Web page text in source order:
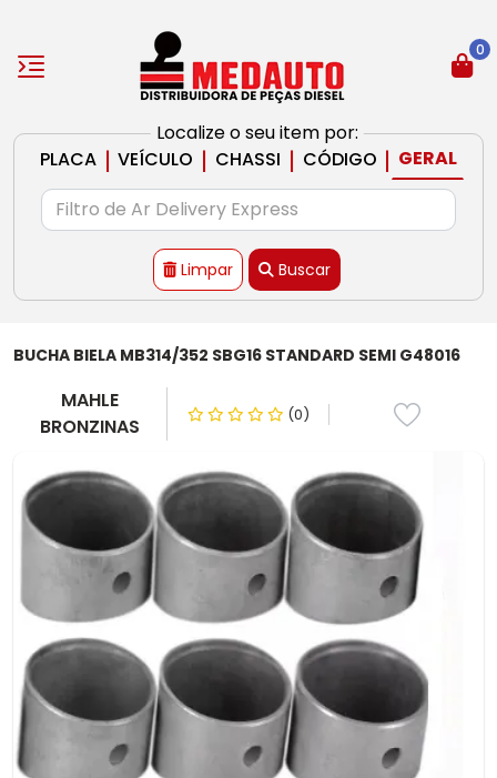
Localize o seu item por:
PLACA | VEÍCULO | CHASSI | CÓDIGO | GERAL
Limpar Buscar
0
BUCHA BIELA MB314/352 SBG16 STANDARD SEMI G48016
MAHLE
BRONZINAS
(0)